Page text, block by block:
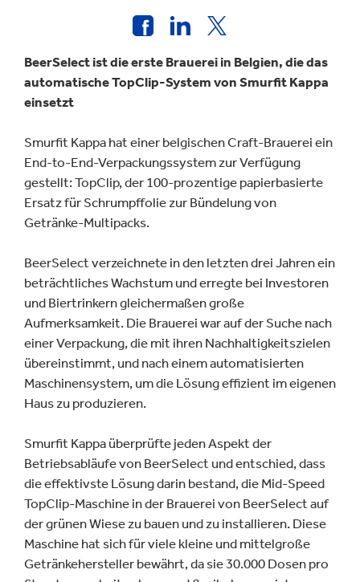
BeerSelect ist die erste Brauerei in Belgien, die das
automatische TopClip-System von Smurfit Kappa
einsetzt
Smurfit Kappa hat einer belgischen Craft-Brauerei ein
End-to-End-Verpackungssystem zur Verfügung
gestellt: TopClip, der 100-prozentige papierbasierte
Ersatz für Schrumpffolie zur Bündelung von
Getränke-Multipacks.
BeerSelect verzeichnete in den letzten drei Jahren ein
beträchtliches Wachstum und erregte bei Investoren
und Biertrinkern gleichermaßen große
Aufmerksamkeit. Die Brauerei war auf der Suche nach
einer Verpackung, die mit ihren Nachhaltigkeitszielen
übereinstimmt, und nach einem automatisierten
Maschinensystem, um die Lösung effizient im eigenen
Haus zu produzieren.
Smurfit Kappa überprüfte jeden Aspekt der
Betriebsabläufe von BeerSelect und entschied, dass
die effektivste Lösung darin bestand, die Mid-Speed
TopClip-Maschine in der Brauerei von BeerSelect auf
der grünen Wiese zu bauen und zu installieren. Diese
Maschine hat sich für viele kleine und mittelgroße
Getränkehersteller bewährt, da sie 30.000 Dosen pro